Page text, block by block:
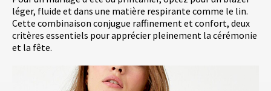
léger, fluide et dans une matière respirante comme le lin.
Cette combinaison conjugue raffinement et confort, deux
critères essentiels pour apprécier pleinement la cérémonie
et la fête.